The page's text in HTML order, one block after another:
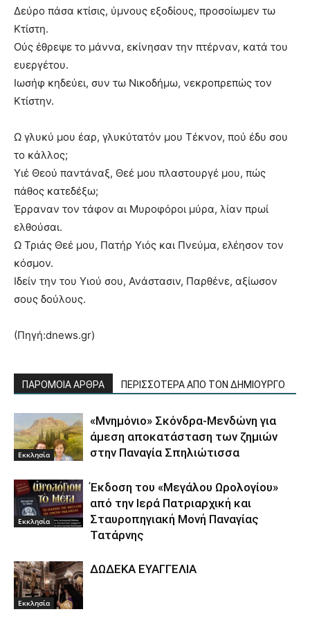
Δεύρο πάσα κτίσις, ύμνους εξοδίους, προσοίωμεν τω
Κτίστη.
Ούς έθρεψε το μάννα, εκίνησαν την πτέρναν, κατά του
ευεργέτου.
Ιωσήφ κηδεύει, συν τω Νικοδήμω, νεκροπρεπώς τον
Κτίστην.
Ω γλυκύ μου έαρ, γλυκύτατόν μου Τέκνον, πού έδυ σου
το κάλλος;
Υιέ Θεού παντάναξ, Θεέ μου πλαστουργέ μου, πώς
πάθος κατεδέξω;
Έρραναν τον τάφον αι Μυροφόροι μύρα, λίαν πρωί
ελθούσαι.
Ω Τριάς Θεέ μου, Πατήρ Υιός και Πνεύμα, ελέησον τον
κόσμον.
Ιδείν την του Υιού σου, Ανάστασιν, Παρθένε, αξίωσον
σους δούλους.
(Πηγή:dnews.gr)
ΠΑΡΟΜΟΙΑ ΑΡΘΡΑ ΠΕΡΙΣΣΟΤΕΡΑ ΑΠΟ ΤΟΝ ΔΗΜΙΟΥΡΓΟ
Εκκλησία
«Μνημόνιο» Σκόνδρα-Μενδώνη για
άμεση αποκατάσταση των ζημιών
στην Παναγία Σπηλιώτισσα
Εκκλησία
Έκδοση του «Μεγάλου Ωρολογίου»
από την Ιερά Πατριαρχική και
Σταυροπηγιακή Μονή Παναγίας
Τατάρνης
Εκκλησία
ΔΩΔΕΚΑ ΕΥΑΓΓΕΛΙΑ